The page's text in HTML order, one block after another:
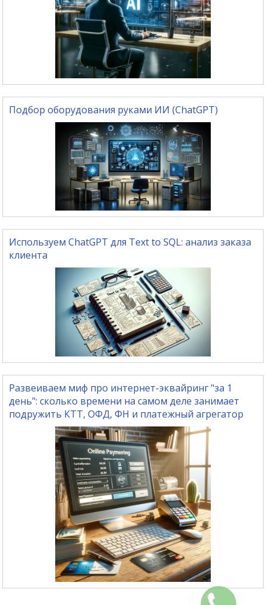
Подбор оборудования руками ИИ (ChatGPT)
Используем ChatGPT для Text to SQL: анализ заказа
клиента
Развеиваем миф про интернет-эквайринг "за 1
день": сколько времени на самом деле занимает
подружить КТТ, ОФД, ФН и платежный агрегатор
Заказать